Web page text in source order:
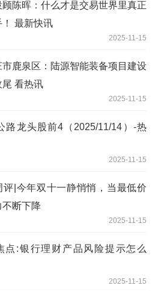
顾陈晖：什么才是交易世界里真正
！ 最新快讯
2025-11-15
市鹿泉区：陆源智能装备项目建设
尾 看热讯
2025-11-15
路龙头股前4（2025/11/14）-热
2025-11-15
评|今年双十一静悄悄，当最低价
不断下降
2025-11-15
点:银行理财产品风险提示怎么
2025-11-15